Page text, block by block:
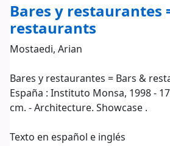
Bares y restaurantes
restaurants
Mostaedi, Arian
Bares y restaurantes = Bars &
España : Instituto Monsa, 1998 -
cm. - Architecture. Showcase .
Texto en español e inglés